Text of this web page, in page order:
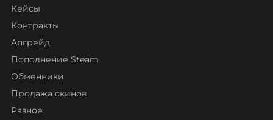
Кейсы
Контракты
Апгрейд
Пополнение Steam
Обменники
Продажа скинов
Разное